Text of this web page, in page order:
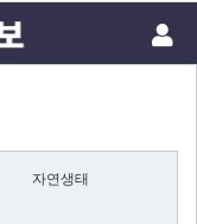
자연생태